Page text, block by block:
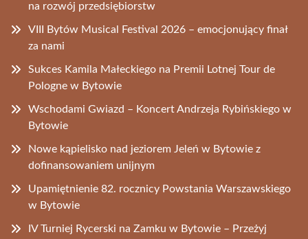
na rozwój przedsiębiorstw
VIII Bytów Musical Festival 2026 – emocjonujący finał
za nami
Sukces Kamila Małeckiego na Premii Lotnej Tour de
Pologne w Bytowie
Wschodami Gwiazd – Koncert Andrzeja Rybińskiego w
Bytowie
Nowe kąpielisko nad jeziorem Jeleń w Bytowie z
dofinansowaniem unijnym
Upamiętnienie 82. rocznicy Powstania Warszawskiego
w Bytowie
IV Turniej Rycerski na Zamku w Bytowie – Przeżyj